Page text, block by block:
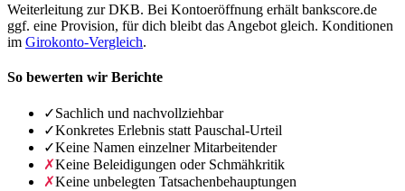
Weiterleitung zur DKB. Bei Kontoeröffnung erhält bankscore.de
ggf. eine Provision, für dich bleibt das Angebot gleich. Konditionen
im Girokonto-Vergleich.
So bewerten wir Berichte
✓Sachlich und nachvollziehbar
✓Konkretes Erlebnis statt Pauschal-Urteil
✓Keine Namen einzelner Mitarbeitender
✗Keine Beleidigungen oder Schmähkritik
✗Keine unbelegten Tatsachenbehauptungen